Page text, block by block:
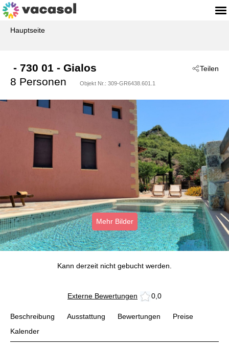
Hauptseite
Teilen
- 730 01 - Gialos
8 Personen
Objekt Nr.: 309-GR6438.601.1
Mehr Bilder
Kann derzeit nicht gebucht werden.
Externe Bewertungen 0,0
Beschreibung Ausstattung Bewertungen
Preise
Kalender